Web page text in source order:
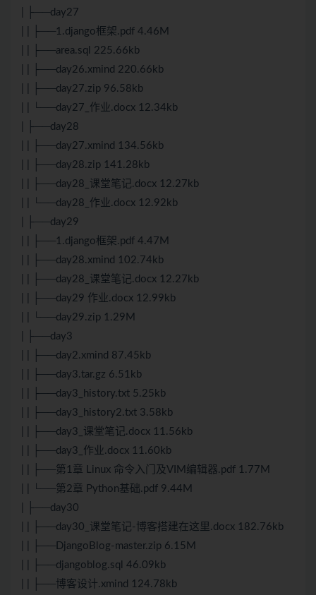
| ├──day27
| | ├──1.django框架.pdf 4.46M
| | ├──area.sql 225.66kb
| | ├──day26.xmind 220.66kb
| | ├──day27.zip 96.58kb
| | └──day27_作业.docx 12.34kb
| ├──day28
| | ├──day27.xmind 134.56kb
| | ├──day28.zip 141.28kb
| | ├──day28_课堂笔记.docx 12.27kb
| | └──day28_作业.docx 12.92kb
| ├──day29
| | ├──1.django框架.pdf 4.47M
| | ├──day28.xmind 102.74kb
| | ├──day28_课堂笔记.docx 12.27kb
| | ├──day29 作业.docx 12.99kb
| | └──day29.zip 1.29M
| ├──day3
| | ├──day2.xmind 87.45kb
| | ├──day3.tar.gz 6.51kb
| | ├──day3_history.txt 5.25kb
| | ├──day3_history2.txt 3.58kb
| | ├──day3_课堂笔记.docx 11.56kb
| | ├──day3_作业.docx 11.60kb
| | ├──第1章 Linux 命令入门及VIM编辑器.pdf 1.77M
| | └──第2章 Python基础.pdf 9.44M
| ├──day30
| | ├──day30_课堂笔记-博客搭建在这里.docx 182.76kb
| | ├── Django Blog-master.zip 6.15M
| | ├──djangoblog.sql 46.09kb
| | ├──博客设计.xmind 124.78kb